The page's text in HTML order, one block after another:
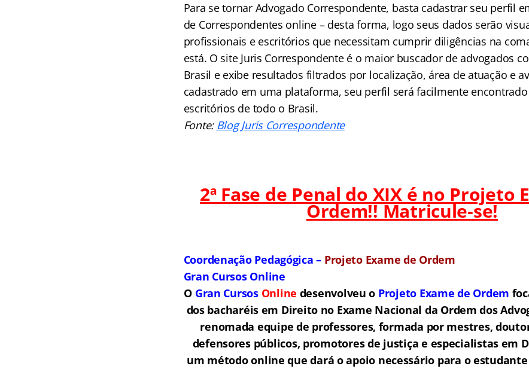
Para se tornar Advogado Correspondente, basta cadastrar seu perfil
de Correspondentes online – desta forma, logo seus dados serão
profissionais e escritórios que necessitam cumprir diligências na
está. O site Juris Correspondente é o maior buscador de advogados
Brasil e exibe resultados filtrados por localização, área de atuação e
cadastrado em uma plataforma, seu perfil será facilmente
escritórios de todo o Brasil.
Fonte: Blog Juris Correspondente
2ª Fase de Penal do XIX é no Projeto
Ordem!! Matricule-se!
Coordenação Pedagógica – Projeto Exame de Ordem
Gran Cursos Online
O Gran Cursos Online desenvolveu o Projeto Exame de Ordem fo
dos bacharéis em Direito no Exame Nacional da Ordem dos
renomada equipe de professores, formada por mestres,
defensores públicos, promotores de justiça e especialistas em
um método online que dará o apoio necessário para o